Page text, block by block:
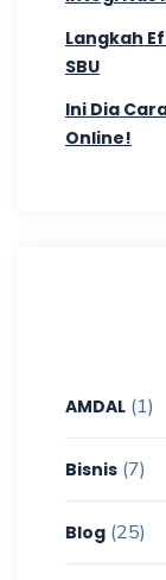
Langkah
SBU
Ini Dia
Online!
AMDAL (1)
Bisnis (7)
Blog (25)